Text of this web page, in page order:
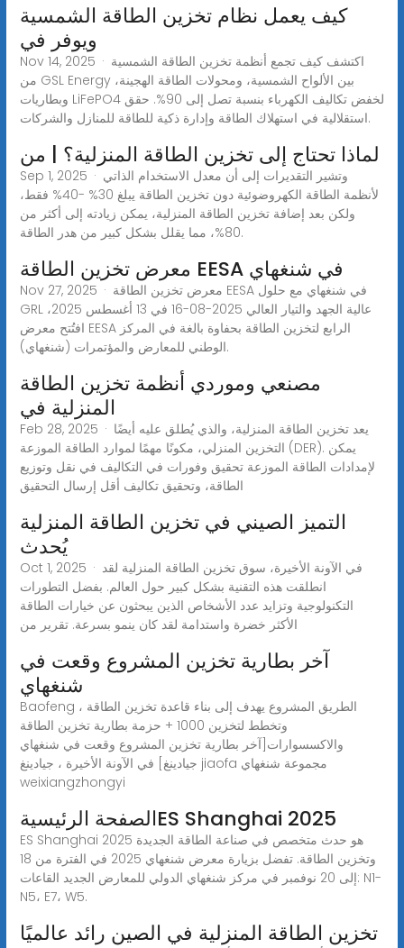
كيف يعمل نظام تخزين الطاقة الشمسية
ويوفر في
Nov 14, 2025 · اكتشف كيف تجمع أنظمة تخزين الطاقة الشمسية
من GSL Energy بين الألواح الشمسية، ومحولات الطاقة الهجينة،
وبطاريات LiFePO4 لخفض تكاليف الكهرباء بنسبة تصل إلى 90%. حقق
استقلالية في استهلاك الطاقة وإدارة ذكية للطاقة للمنازل والشركات.
لماذا تحتاج إلى تخزين الطاقة المنزلية؟ | من
Sep 1, 2025 · وتشير التقديرات إلى أن معدل الاستخدام الذاتي
لأنظمة الطاقة الكهروضوئية دون تخزين الطاقة يبلغ 30% -40% فقط،
ولكن بعد إضافة تخزين الطاقة المنزلية، يمكن زيادته إلى أكثر من
80%، مما يقلل بشكل كبير من هدر الطاقة.
معرض تخزين الطاقة EESA في شنغهاي
Nov 27, 2025 · معرض تخزين الطاقة EESA في شنغهاي مع حلول
GRL عالية الجهد والتيار العالي 2025-08-16 في 13 أغسطس 2025،
افتُتح معرض EESA الرابع لتخزين الطاقة بحفاوة بالغة في المركز
الوطني للمعارض والمؤتمرات (شنغهاي).
مصنعي وموردي أنظمة تخزين الطاقة
المنزلية في
Feb 28, 2025 · يعد تخزين الطاقة المنزلية، والذي يُطلق عليه أيضًا
التخزين المنزلي، مكونًا مهمًا لموارد الطاقة الموزعة (DER). يمكن
لإمدادات الطاقة الموزعة تحقيق وفورات في التكاليف في نقل وتوزيع
الطاقة، وتحقيق تكاليف أقل إرسال التحقيق
التميز الصيني في تخزين الطاقة المنزلية
يُحدث
Oct 1, 2025 · في الآونة الأخيرة، سوق تخزين الطاقة المنزلية لقد
انطلقت هذه التقنية بشكل كبير حول العالم. بفضل التطورات
التكنولوجية وتزايد عدد الأشخاص الذين يبحثون عن خيارات الطاقة
الأكثر خضرة واستدامة لقد كان ينمو بسرعة. تقرير من
آخر بطارية تخزين المشروع وقعت في
شنغهاي
Baofeng الطريق المشروع يهدف إلى بناء قاعدة تخزين الطاقة ،
وتخطط لتخزين 1000 + حزمة بطارية تخزين الطاقة
والاكسسوارات[آخر بطارية تخزين المشروع وقعت في شنغهاي
جيادينغ] في الآونة الأخيرة ، جيادينغ jiaofa مجموعة شنغهاي
weixiangzhongyi
الصفحة الرئيسيةES Shanghai 2025
ES Shanghai 2025 هو حدث متخصص في صناعة الطاقة الجديدة
وتخزين الطاقة. تفضل بزيارة معرض شنغهاي 2025 في الفترة من 18
إلى 20 نوفمبر في مركز شنغهاي الدولي للمعارض الجديد القاعات: N1-
N5، E7، W5.
تخزين الطاقة المنزلية في الصين رائد عالميًا